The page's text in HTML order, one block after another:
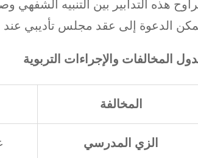
هذه التدابير بين التنبيه الشفهي
الدعوة إلى عقد مجلس تأديبي
المخالفات والإجراءات التربوية
المخالفة
الزي المدرسي